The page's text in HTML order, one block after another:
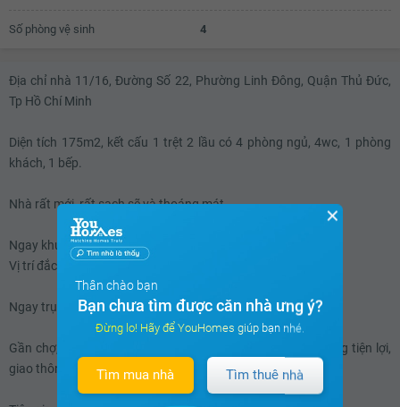
18.1 triệu
18.3 triệu
18.5 triệu
18.8 triệu
18.9 triệu
19 triệu
Số phòng vệ sinh 4
Địa chỉ nhà 11/16, Đường Số 22, Phường Linh Đông, Quận Thủ Đức,
Tp Hồ Chí Minh
Diện tích 175m2, kết cấu 1 trệt 2 lầu có 4 phòng ngủ, 4wc, 1 phòng
khách, 1 bếp.
Nhà rất mới, rất sạch sẽ và thoáng mát.
Ngay khu dân cư an ninh, yên tĩnh dân trí cao.
Vị trí đắc địa ngay trung tâm hành chính Q Thủ Đức.
Ngay trục đường chính rất thuận tiện giao thông.
Gần chợ, trường học, siêu thị, bệnh viện, công viên, cửa hàng tiện lợi,
giao thông công cộng, ngân hàng, ATM, quán xá...
✕
Thân chào bạn
Bạn chưa tìm được căn nhà ưng ý?
Đừng lo! Hãy để YouHomes giúp bạn nhé.
Tìm mua nhà Tìm thuê nhà